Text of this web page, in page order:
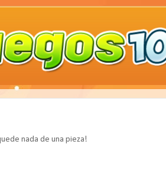
nada de una pieza!